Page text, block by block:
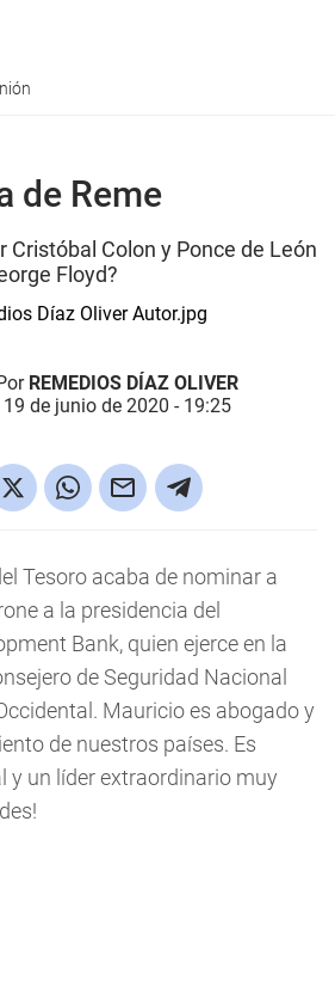
de Reme
Cristóbal Colon y Ponce de León
Floyd?
REMEDIOS DÍAZ OLIVER
19 de junio de 2020 - 19:25
Tesoro acaba de nominar a
a la presidencia del
Bank, quien ejerce en la
de Seguridad Nacional
Mauricio es abogado y
de nuestros países. Es
y un líder extraordinario muy